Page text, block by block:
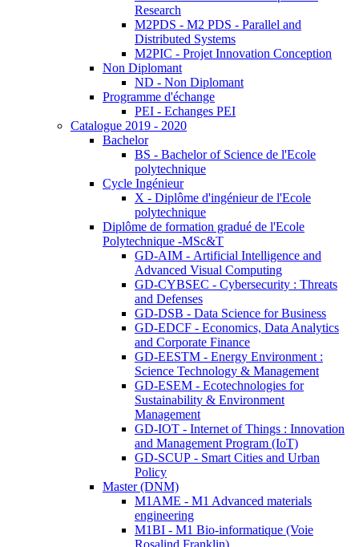
Research
M2PDS - M2 PDS - Parallel and
Distributed Systems
M2PIC - Projet Innovation Conception
Non Diplomant
ND - Non Diplomant
Programme d'échange
PEI - Echanges PEI
Catalogue 2019 - 2020
Bachelor
BS - Bachelor of Science de l'Ecole
polytechnique
Cycle Ingénieur
X - Diplôme d'ingénieur de l'Ecole
polytechnique
Diplôme de formation gradué de l'Ecole
Polytechnique -MSc&T
GD-AIM - Artificial Intelligence and
Advanced Visual Computing
GD-CYBSEC - Cybersecurity : Threats
and Defenses
GD-DSB - Data Science for Business
GD-EDCF - Economics, Data Analytics
and Corporate Finance
GD-EESTM - Energy Environment :
Science Technology & Management
GD-ESEM - Ecotechnologies for
Sustainability & Environment
Management
GD-IOT - Internet of Things : Innovation
and Management Program (IoT)
GD-SCUP - Smart Cities and Urban
Policy
Master (DNM)
M1AME - M1 Advanced materials
engineering
M1BI - M1 Bio-informatique (Voie
Rosalind Franklin)